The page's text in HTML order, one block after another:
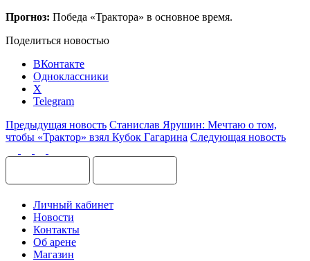
Прогноз: Победа «Трактора» в основное время.
Поделиться новостью
ВКонтакте
Одноклассники
X
Telegram
Предыдущая новость Станислав Ярушин: Мечтаю о том,
чтобы «Трактор» взял Кубок Гагарина Следующая новость
Личный кабинет
Новости
Контакты
Об арене
Магазин